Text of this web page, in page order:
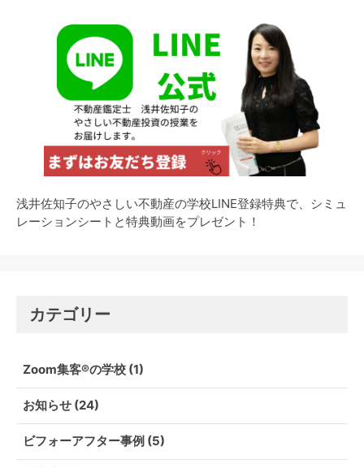
浅井佐知子のやさしい不動産の学校LINE登録特典で、シミュ
レーションシートと特典動画をプレゼント！
カテゴリー
Zoom集客®の学校(1)
お知らせ(24)
ビフォーアフター事例 (5)